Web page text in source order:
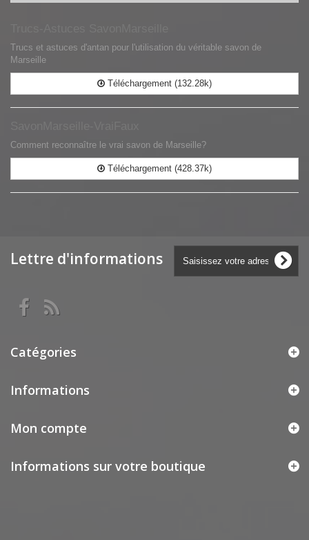
Trucs et astuces d'antan pour l'utilisation du véritable savon de
Marseille
Téléchargement (132.28k)
Comment reconnaître le vrai savon de Marseille?
Téléchargement (428.37k)
Lettre d'informations
Catégories
Informations
Mon compte
Informations sur votre boutique